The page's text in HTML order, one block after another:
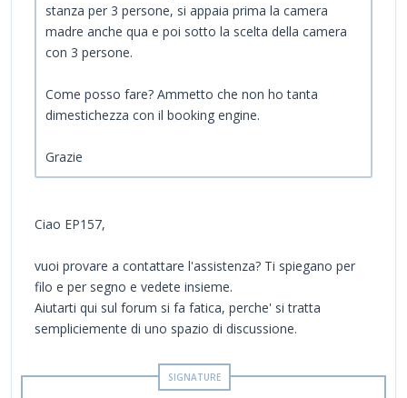
stanza per 3 persone, si appaia prima la camera
madre anche qua e poi sotto la scelta della camera
con 3 persone.
Come posso fare? Ammetto che non ho tanta
dimestichezza con il booking engine.
Grazie
Ciao EP157,
vuoi provare a contattare l'assistenza? Ti spiegano per
filo e per segno e vedete insieme.
Aiutarti qui sul forum si fa fatica, perche' si tratta
sempliciemente di uno spazio di discussione.